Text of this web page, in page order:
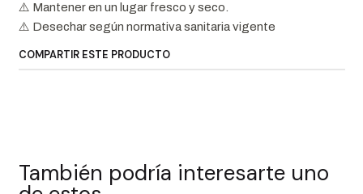
⚠️ Mantener en un lugar fresco y seco.
⚠️ Desechar según normativa sanitaria vigente
COMPARTIR ESTE PRODUCTO
También podría interesarte uno